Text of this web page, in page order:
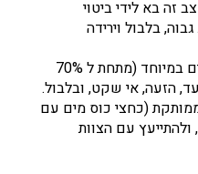
250% מ"ג), מצב זה בא לידי ביטוי
בלבול וירידה
היפוגליקמיה: ערכי סוכר נמוכים במיוחד (מתחת ל 70%
הזעה, אי שקט, ובלבול.
(כחצי כוס מים עם
ולהתייעץ עם הצוות